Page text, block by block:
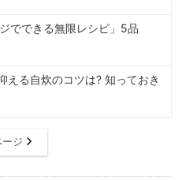
でできる無限レシピ」5品
える自炊のコツは? 知っておき
ジ